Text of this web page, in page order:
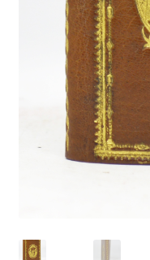
Catalogues